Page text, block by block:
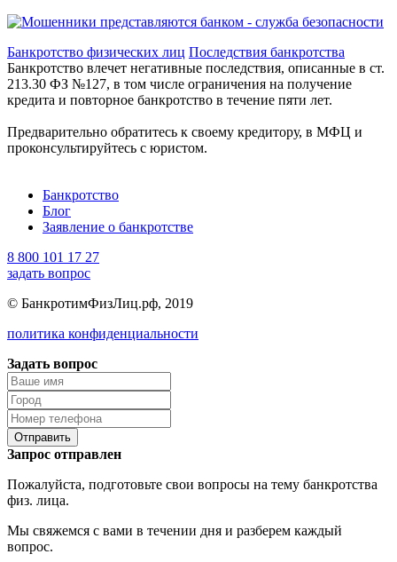
Банкротство физических лиц Последствия банкротства
Банкротство влечет негативные последствия, описанные в ст.
213.30 ФЗ №127, в том числе ограничения на получение
кредита и повторное банкротство в течение пяти лет.
Предварительно обратитесь к своему кредитору, в МФЦ и
проконсультируйтесь с юристом.
Банкротство
Блог
Заявление о банкротстве
8 800 101 17 27
задать вопрос
© БанкротимФизЛиц.рф, 2019
политика конфиденциальности
Задать вопрос
Отправить
Запрос отправлен
Пожалуйста, подготовьте свои вопросы на тему банкротства
физ. лица.
Мы свяжемся с вами в течении дня и разберем каждый
вопрос.